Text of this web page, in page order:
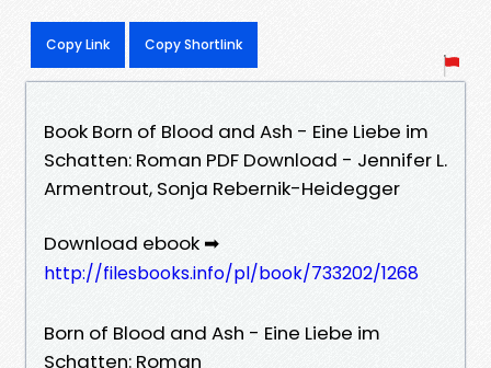
Copy Link Copy Shortlink
Book Born of Blood and Ash - Eine Liebe im
Schatten: Roman PDF Download - Jennifer L.
Armentrout, Sonja Rebernik-Heidegger
Download ebook ➡
http://filesbooks.info/pl/book/733202/1268
Born of Blood and Ash - Eine Liebe im
Schatten: Roman